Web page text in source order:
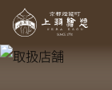
HOME